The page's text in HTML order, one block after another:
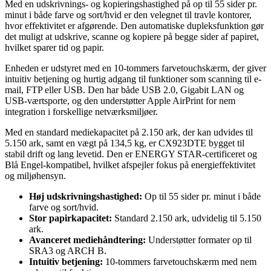
Med en udskrivnings- og kopieringshastighed på op til 55 sider pr.
minut i både farve og sort/hvid er den velegnet til travle kontorer,
hvor effektivitet er afgørende. Den automatiske dupleksfunktion gør
det muligt at udskrive, scanne og kopiere på begge sider af papiret,
hvilket sparer tid og papir.
Enheden er udstyret med en 10-tommers farvetouchskærm, der giver
intuitiv betjening og hurtig adgang til funktioner som scanning til e-
mail, FTP eller USB. Den har både USB 2.0, Gigabit LAN og
USB-værtsporte, og den understøtter Apple AirPrint for nem
integration i forskellige netværksmiljøer.
Med en standard mediekapacitet på 2.150 ark, der kan udvides til
5.150 ark, samt en vægt på 134,5 kg, er CX923DTE bygget til
stabil drift og lang levetid. Den er ENERGY STAR-certificeret og
Blå Engel-kompatibel, hvilket afspejler fokus på energieffektivitet
og miljøhensyn.
Høj udskrivningshastighed: Op til 55 sider pr. minut i både
farve og sort/hvid.
Stor papirkapacitet: Standard 2.150 ark, udvidelig til 5.150
ark.
Avanceret mediehåndtering: Understøtter formater op til
SRA3 og ARCH B.
Intuitiv betjening: 10-tommers farvetouchskærm med nem